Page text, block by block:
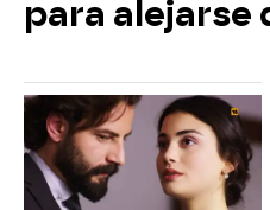
para alejarse